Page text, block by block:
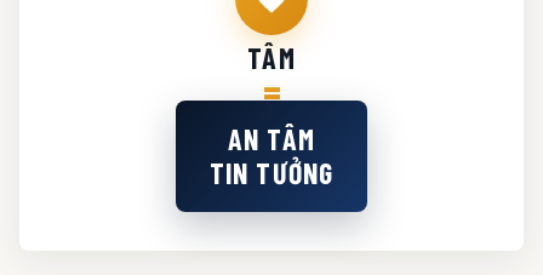
TÂM
=
AN TÂM
TIN TƯỞNG